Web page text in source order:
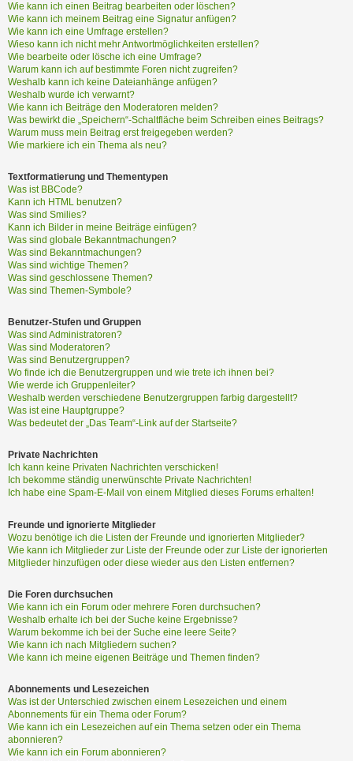
N
?
H
i
l
f
e
n
d
F
A
Q
Wie kann ich einen Beitrag bearbeiten oder löschen?
Wie kann ich meinem Beitrag eine Signatur anfügen?
Wie kann ich eine Umfrage erstellen?
Wieso kann ich nicht mehr Antwortmöglichkeiten erstellen?
Wie bearbeite oder lösche ich eine Umfrage?
Warum kann ich auf bestimmte Foren nicht zugreifen?
Weshalb kann ich keine Dateianhänge anfügen?
Weshalb wurde ich verwarnt?
Wie kann ich Beiträge den Moderatoren melden?
Was bewirkt die „Speichern“-Schaltfläche beim Schreiben eines Beitrags?
Warum muss mein Beitrag erst freigegeben werden?
Wie markiere ich ein Thema als neu?
Textformatierung und Thementypen
Was ist BBCode?
Kann ich HTML benutzen?
Was sind Smilies?
Kann ich Bilder in meine Beiträge einfügen?
Was sind globale Bekanntmachungen?
Was sind Bekanntmachungen?
Was sind wichtige Themen?
Was sind geschlossene Themen?
Was sind Themen-Symbole?
Benutzer-Stufen und Gruppen
Was sind Administratoren?
Was sind Moderatoren?
Was sind Benutzergruppen?
Wo finde ich die Benutzergruppen und wie trete ich ihnen bei?
Wie werde ich Gruppenleiter?
Weshalb werden verschiedene Benutzergruppen farbig dargestellt?
Was ist eine Hauptgruppe?
Was bedeutet der „Das Team“-Link auf der Startseite?
Private Nachrichten
Ich kann keine Privaten Nachrichten verschicken!
Ich bekomme ständig unerwünschte Private Nachrichten!
Ich habe eine Spam-E-Mail von einem Mitglied dieses Forums erhalten!
Freunde und ignorierte Mitglieder
Wozu benötige ich die Listen der Freunde und ignorierten Mitglieder?
Wie kann ich Mitglieder zur Liste der Freunde oder zur Liste der ignorierten
Mitglieder hinzufügen oder diese wieder aus den Listen entfernen?
Die Foren durchsuchen
Wie kann ich ein Forum oder mehrere Foren durchsuchen?
Weshalb erhalte ich bei der Suche keine Ergebnisse?
Warum bekomme ich bei der Suche eine leere Seite?
Wie kann ich nach Mitgliedern suchen?
Wie kann ich meine eigenen Beiträge und Themen finden?
Abonnements und Lesezeichen
Was ist der Unterschied zwischen einem Lesezeichen und einem
Abonnements für ein Thema oder Forum?
Wie kann ich ein Lesezeichen auf ein Thema setzen oder ein Thema
abonnieren?
Wie kann ich ein Forum abonnieren?